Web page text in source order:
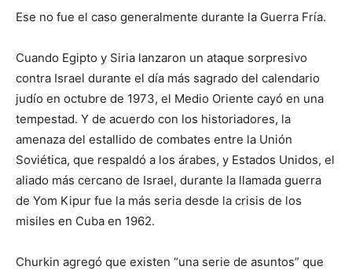
Ese no fue el caso generalmente durante la Guerra Fría.
Cuando Egipto y Siria lanzaron un ataque sorpresivo
contra Israel durante el día más sagrado del calendario
judío en octubre de 1973, el Medio Oriente cayó en una
tempestad. Y de acuerdo con los historiadores, la
amenaza del estallido de combates entre la Unión
Soviética, que respaldó a los árabes, y Estados Unidos, el
aliado más cercano de Israel, durante la llamada guerra
de Yom Kipur fue la más seria desde la crisis de los
misiles en Cuba en 1962.
Churkin agregó que existen “una serie de asuntos” que